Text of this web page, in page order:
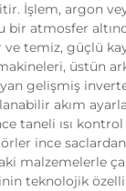
İşlem, argon
bir atmosfer
ve temiz, güçlü
üstün
gelişmiş
akım
taneli ısı
ince
malzemelerle
teknolojik